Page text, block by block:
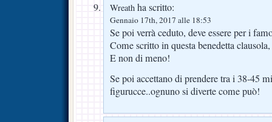
Wreath ha scritto:
Gennaio 17th, 2017 alle 18:53
Se poi verrà ceduto, deve essere per i
Come scritto in questa benedetta
E non di meno!
Se poi accettano di prendere tra i 38-45
figurucce..ognuno si diverte come può!